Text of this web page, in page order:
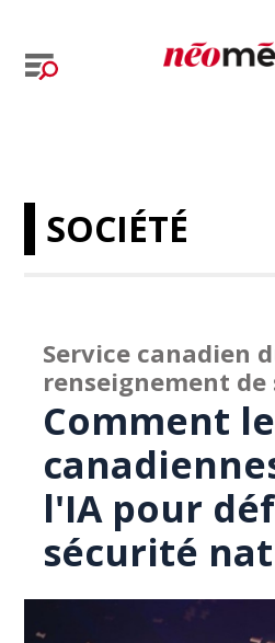
SOCIÉTÉ
Service canadien
renseignement
Comment
l'IA pour
sécurité